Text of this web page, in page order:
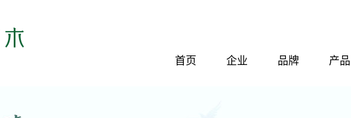
首页 企业 品牌 产品